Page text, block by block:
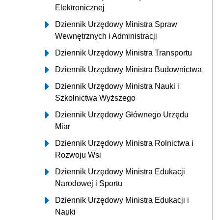
Elektronicznej
Dziennik Urzędowy Ministra Spraw
Wewnętrznych i Administracji
Dziennik Urzędowy Ministra Transportu
Dziennik Urzędowy Ministra Budownictwa
Dziennik Urzędowy Ministra Nauki i
Szkolnictwa Wyższego
Dziennik Urzędowy Głównego Urzędu
Miar
Dziennik Urzędowy Ministra Rolnictwa i
Rozwoju Wsi
Dziennik Urzędowy Ministra Edukacji
Narodowej i Sportu
Dziennik Urzędowy Ministra Edukacji i
Nauki